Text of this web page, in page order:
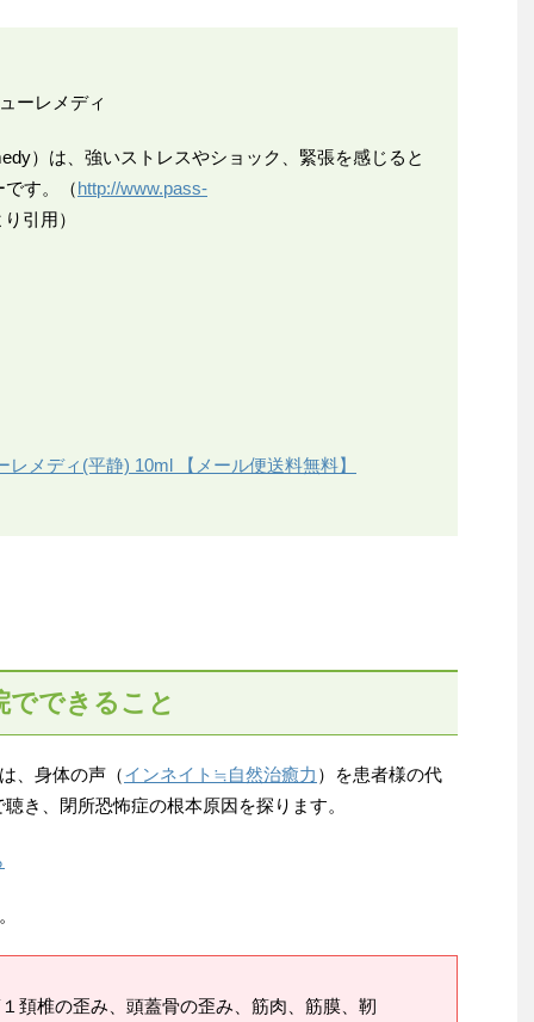
ーレメディ
）は、強いストレスやショック、緊張を感じると
す。（http://www.pass-
引用）
メディ(平静) 10ml 【メール便送料無料】
でできること
、身体の声（インネイト≒自然治癒力 ）を患者様の代
き、閉所恐怖症の根本原因を探ります。
頚椎の歪み、頭蓋骨の歪み、筋肉、筋膜、靭